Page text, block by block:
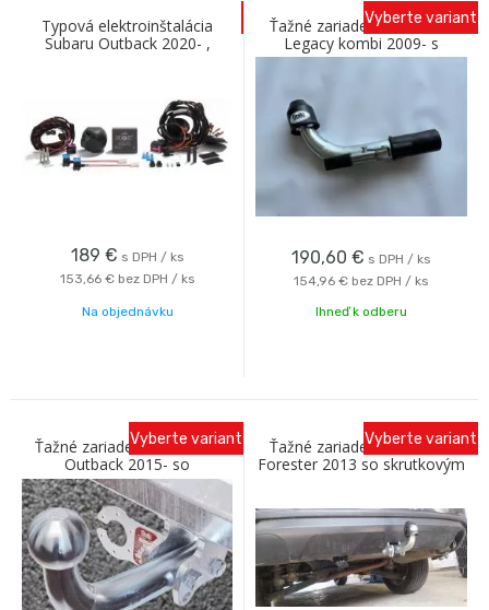
Typová elektroinštalácia
Subaru Outback 2020- ,
189 € s DPH / ks
153,66 € bez DPH / ks
Na objednávku
Ťažné zariadenie SUBARU
Legacy kombi 2009- s
bajonetovým odnímaním C
190,60 € s DPH / ks
154,96 € bez DPH / ks
Vyberte variant
Ihneď k odberu
Ťažné zariadenie SUBARU
Outback 2015- so
skrutkovým odnímaním A
Galia
Vyberte variant
Ťažné zariadenie SUBARU
Forester 2013 so skrutkovým
Vyberte variant